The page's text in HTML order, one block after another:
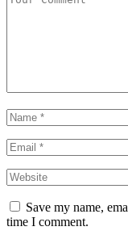
Save my name,
time I comment.